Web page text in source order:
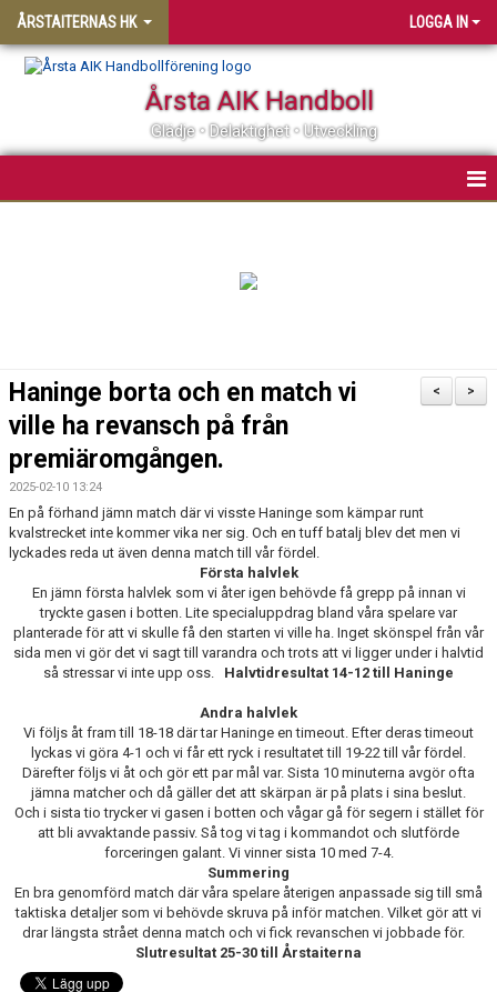
ÅRSTAITERNAS HK LOGGA IN
Årsta AIK Handboll
Glädje • Delaktighet • Utveckling
MATCHER
TABELL
TRUPPEN
POÄNGLIGAN
>
<
Haninge borta och en match vi
ville ha revansch på från
premiäromgången.
2025-02-10 13:24
En på förhand jämn match där vi visste Haninge som kämpar runt
kvalstrecket inte kommer vika ner sig. Och en tuff batalj blev det men vi
lyckades reda ut även denna match till vår fördel.
Första halvlek
En jämn första halvlek som vi åter igen behövde få grepp på innan vi
tryckte gasen i botten. Lite specialuppdrag bland våra spelare var
planterade för att vi skulle få den starten vi ville ha. Inget skönspel från vår
sida men vi gör det vi sagt till varandra och trots att vi ligger under i halvtid
så stressar vi inte upp oss.
Halvtidresultat 14-12 till Haninge
Andra halvlek
Vi följs åt fram till 18-18 där tar Haninge en timeout. Efter deras timeout
lyckas vi göra 4-1 och vi får ett ryck i resultatet till 19-22 till vår fördel.
Därefter följs vi åt och gör ett par mål var. Sista 10 minuterna avgör ofta
jämna matcher och då gäller det att skärpan är på plats i sina beslut.
Och i sista tio trycker vi gasen i botten och vågar gå för segern i stället för
att bli avvaktande passiv. Så tog vi tag i kommandot och slutförde
forceringen galant. Vi vinner sista 10 med 7-4.
Summering
En bra genomförd match där våra spelare återigen anpassade sig till små
taktiska detaljer som vi behövde skruva på inför matchen. Vilket gör att vi
drar längsta strået denna match och vi fick revanschen vi jobbade för.
Slutresultat 25-30 till Årstaiterna